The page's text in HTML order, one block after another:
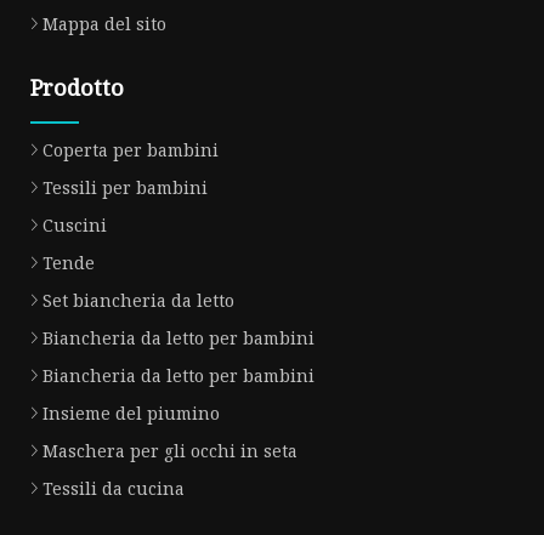
Mappa del sito
Prodotto
Coperta per bambini
Tessili per bambini
Cuscini
Tende
Set biancheria da letto
Biancheria da letto per bambini
Biancheria da letto per bambini
Insieme del piumino
Maschera per gli occhi in seta
Tessili da cucina